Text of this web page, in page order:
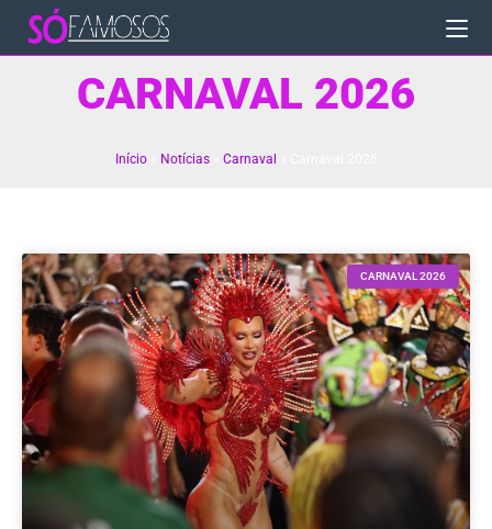
CARNAVAL 2026
Início» Notícias» Carnaval
CARNAVAL 2026